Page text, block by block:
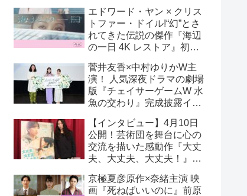
決定!
エドワード・ヤン × クリス
トファー・ドイル!“幻”とさ
れてきた伝説の傑作『海辺
の一日 4K レストア』初の
『恐怖分子 デジタルリマス
ター』上映も!
菅井友香×中村ゆりかW主
演！ 人気深夜ドラマの劇場
版『チェイサーゲームW 水
魚の交わり』完成披露イベ
恋愛相談トーク開催！
【インタビュー】4月10日
公開！芸術団を舞台に心の
交流を描いた感動作『大丈
夫、大丈夫、大丈夫！』キ
ー
京極夏彦原作×奈緒主演 映
画『死ねばいいのに』前原